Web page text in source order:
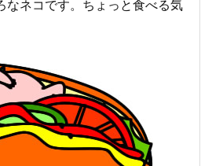
なネコです。ちょっと食べる気